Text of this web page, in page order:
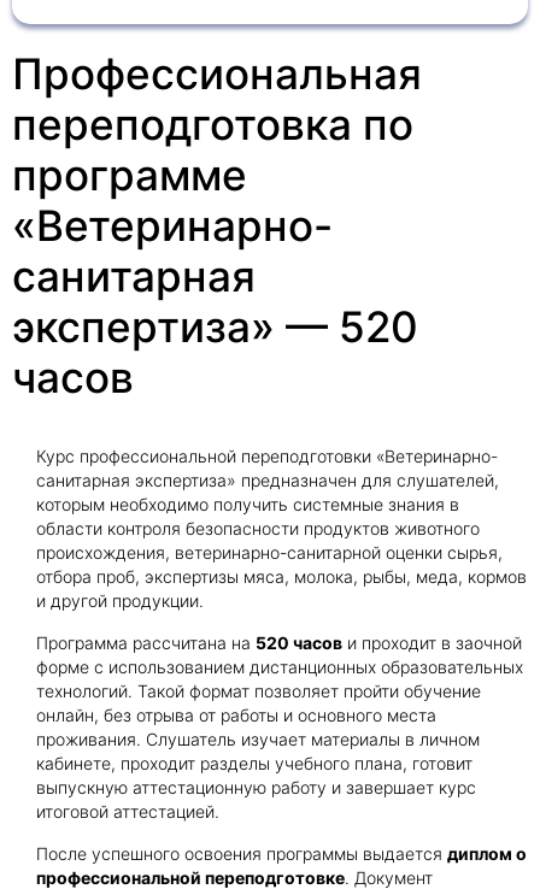
Профессиональная
переподготовка по
программе
«Ветеринарно-
санитарная
экспертиза» — 520
часов
Курс профессиональной переподготовки «Ветеринарно-
санитарная экспертиза» предназначен для слушателей,
которым необходимо получить системные знания в
области контроля безопасности продуктов животного
происхождения, ветеринарно-санитарной оценки сырья,
отбора проб, экспертизы мяса, молока, рыбы, меда, кормов
и другой продукции.
Программа рассчитана на 520 часов и проходит в заочной
форме с использованием дистанционных образовательных
технологий. Такой формат позволяет пройти обучение
онлайн, без отрыва от работы и основного места
проживания. Слушатель изучает материалы в личном
кабинете, проходит разделы учебного плана, готовит
выпускную аттестационную работу и завершает курс
итоговой аттестацией.
После успешного освоения программы выдается диплом о
профессиональной переподготовке. Документ
Приложите документы
Получить консультацию
Даю согласие наобработку персональных
данныхиe-mail рассылку
Приложите документы
Получить консультацию
Даю согласие на
данных
Получить консультацию
Даю согласие наобработку персональных
данныхиe-mail рассылку